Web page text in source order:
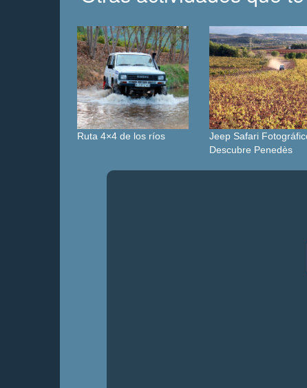
Ruta 4×4 de los ríos
Jeep Safari
Descubre Penedès